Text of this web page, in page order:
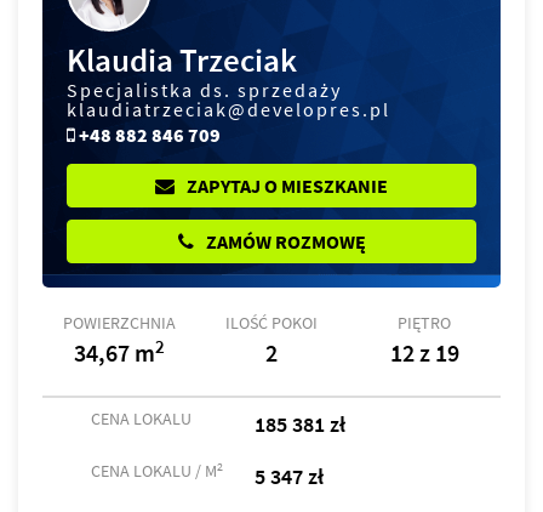
Klaudia Trzeciak
Specjalistka ds. sprzedaży
klaudiatrzeciak@developres.pl
+48 882 846 709
ZAPYTAJ O MIESZKANIE
ZAMÓW ROZMOWĘ
POWIERZCHNIA
34,67 m2
ILOŚĆ POKOI
2
PIĘTRO
12 z 19
CENA LOKALU 185 381 zł
CENA LOKALU / M2 5 347 zł